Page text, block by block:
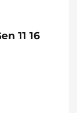
11 16